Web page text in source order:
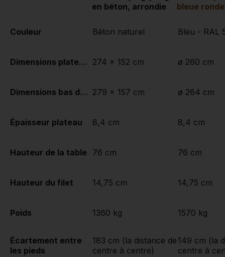
en béton, arrondie
bleue ronde
Couleur
Dimensions plateau de jeu (L x l)
Dimensions bas de plateau de jeu
Épaisseur plateau
Hauteur de la table
Hauteur du filet
Poids
Écartement entre
les pieds
Béton naturel
274 x 152 cm
279 x 157 cm
8,4 cm
76 cm
14,75 cm
1360 kg
183 cm (la distance de
centre à centre)
Bleu - RAL
ø 260 cm
ø 264 cm
8,4 cm
76 cm
14,75 cm
1570 kg
149 cm (la
centre à